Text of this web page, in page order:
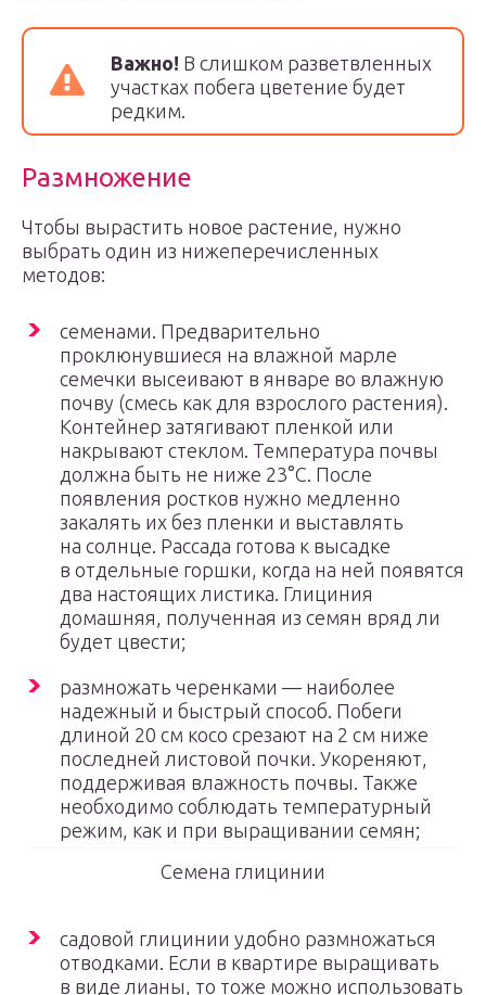
Важно! В слишком разветвленных
участках побега цветение будет
редким.
Размножение
Чтобы вырастить новое растение, нужно
выбрать один из нижеперечисленных
методов:
семенами. Предварительно
проклюнувшиеся на влажной марле
семечки высеивают в январе во влажную
почву (смесь как для взрослого растения).
Контейнер затягивают пленкой или
накрывают стеклом. Температура почвы
должна быть не ниже 23°С. После
появления ростков нужно медленно
закалять их без пленки и выставлять
на солнце. Рассада готова к высадке
в отдельные горшки, когда на ней появятся
два настоящих листика. Глициния
домашняя, полученная из семян вряд ли
будет цвести;
размножать черенками — наиболее
надежный и быстрый способ. Побеги
длиной 20 см косо срезают на 2 см ниже
последней листовой почки. Укореняют,
поддерживая влажность почвы. Также
необходимо соблюдать температурный
режим, как и при выращивании семян;
Семена глицинии
садовой глицинии удобно размножаться
отводками. Если в квартире выращивать
в виде лианы, то тоже можно использовать